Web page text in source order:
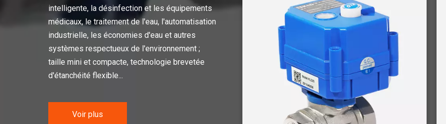
intelligente, la désinfection et les équipements
médicaux, le traitement de l'eau, l'automatisation
industrielle, les économies d'eau et autres
systèmes respectueux de l'environnement ;
taille mini et compacte, technologie brevetée
d'étanchéité flexible...
Voir plus